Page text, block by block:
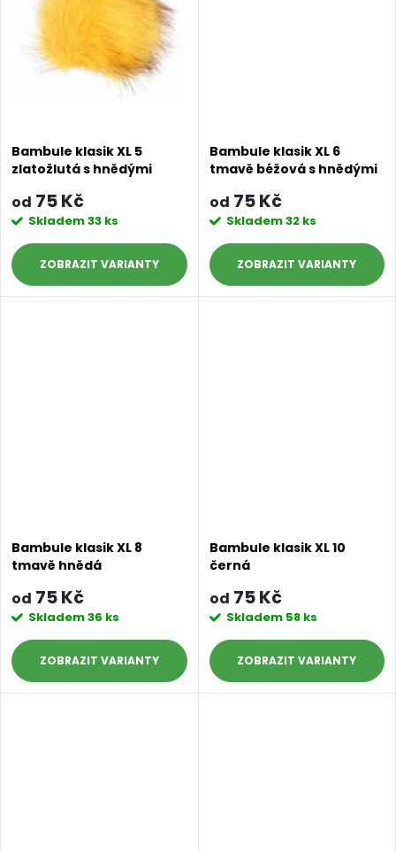
ů
ů
Bambule klasik XL 5
zlatožlutá s hnědými
od 75 Kč
Skladem33 ks
ZOBRAZIT
Bambule klasik XL 6
tmavě béžová s hnědými
od 75 Kč
Skladem32 ks
ZOBRAZIT
Bambule klasik XL 8
tmavě hnědá
od 75 Kč
Skladem36 ks
ZOBRAZIT
Bambule klasik XL 10
černá
od 75 Kč
Skladem 58 ks
ZOBRAZIT